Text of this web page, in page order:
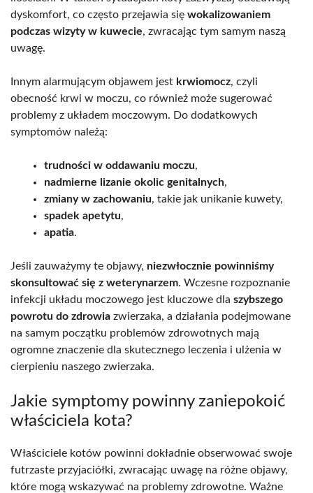
dyskomfort, co często przejawia się wokalizowaniem
podczas wizyty w kuwecie, zwracając tym samym naszą
uwagę.
Innym alarmującym objawem jest krwiomocz, czyli
obecność krwi w moczu, co również może sugerować
problemy z układem moczowym. Do dodatkowych
symptomów należą:
trudności w oddawaniu moczu,
nadmierne lizanie okolic genitalnych,
zmiany w zachowaniu, takie jak unikanie kuwety,
spadek apetytu,
apatia.
Jeśli zauważymy te objawy, niezwłocznie powinniśmy
skonsultować się z weterynarzem. Wczesne rozpoznanie
infekcji układu moczowego jest kluczowe dla szybszego
powrotu do zdrowia zwierzaka, a działania podejmowane
na samym początku problemów zdrowotnych mają
ogromne znaczenie dla skutecznego leczenia i ulżenia w
cierpieniu naszego zwierzaka.
Jakie symptomy powinny zaniepokoić
właściciela kota?
Właściciele kotów powinni dokładnie obserwować swoje
futrzaste przyjaciółki, zwracając uwagę na różne objawy,
które mogą wskazywać na problemy zdrowotne. Ważne